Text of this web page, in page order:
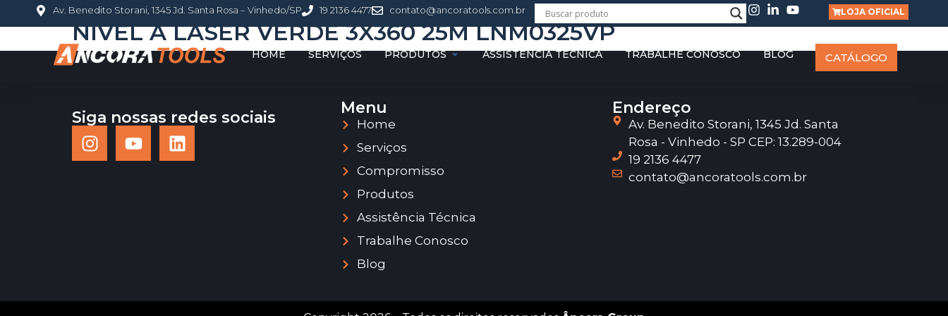
Av. Benedito Storani, 1345 Jd. Santa Rosa – Vinhedo/SP 19 2136 4477 contato@ancoratools.com.br LOJA OFICIAL
HOME SERVIÇOS PRODUTOS ASSISTÊNCIA TÉCNICA TRABALHE CONOSCO BLOG CATÁLOGO
NIVEL A LASER VERDE 3X360 25M LNM0325VP
Siga nossas redes sociais
Menu
Home
Serviços
Compromisso
Produtos
Assistência Técnica
Trabalhe Conosco
Blog
Endereço
Av. Benedito Storani, 1345 Jd. Santa
Rosa - Vinhedo - SP CEP: 13.289-004
19 2136 4477
contato@ancoratools.com.br